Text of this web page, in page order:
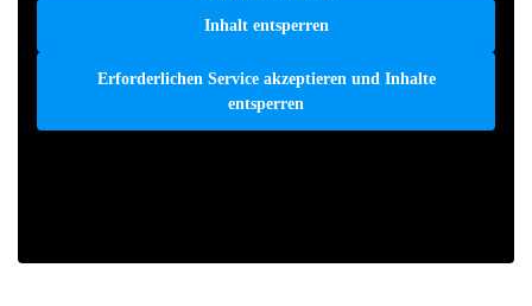
Inhalt entsperren
Erforderlichen Service akzeptieren und Inhalte
entsperren